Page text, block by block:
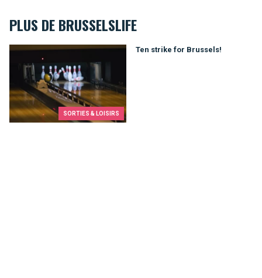
PLUS DE BRUSSELSLIFE
SORTIES & LOISIRS
Ten strike for Brussels!
Ten strike for Brussels!